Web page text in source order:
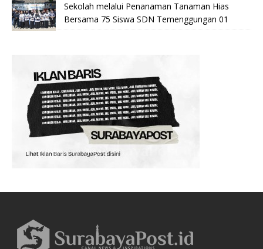
Sekolah melalui Penanaman Tanaman Hias
Bersama 75 Siswa SDN Temenggungan 01